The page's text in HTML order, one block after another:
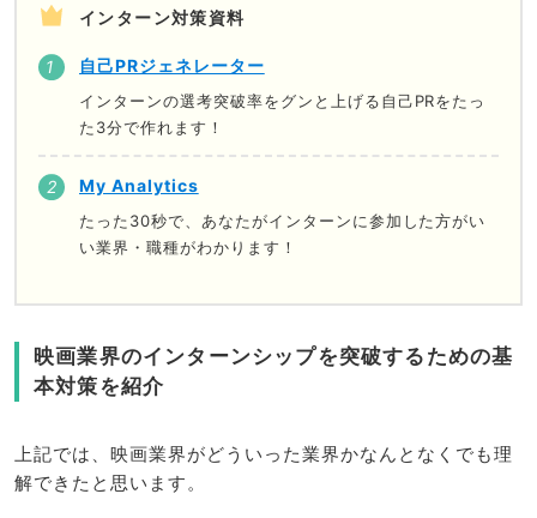
インターン対策資料
自己PRジェネレーター
インターンの選考突破率をグンと上げる自己PRをたっ
た3分で作れます！
My Analytics
たった30秒で、あなたがインターンに参加した方がい
い業界・職種がわかります！
映画業界のインターンシップを突破するための基
本対策を紹介
上記では、映画業界がどういった業界かなんとなくでも理
解できたと思います。